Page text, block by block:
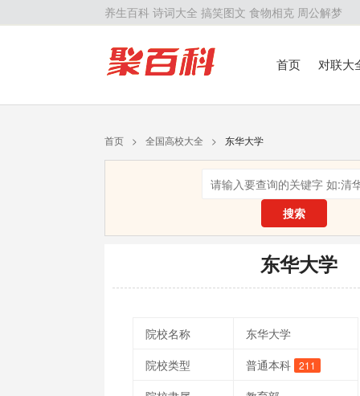
养生百科 诗词大全 搞笑图文 食物相克 周公解梦
首页
对联大
首页 > 全国高校大全 > 东华大学
搜索
东华大学
院校名称
东华大学
院校类型
普通本科 211